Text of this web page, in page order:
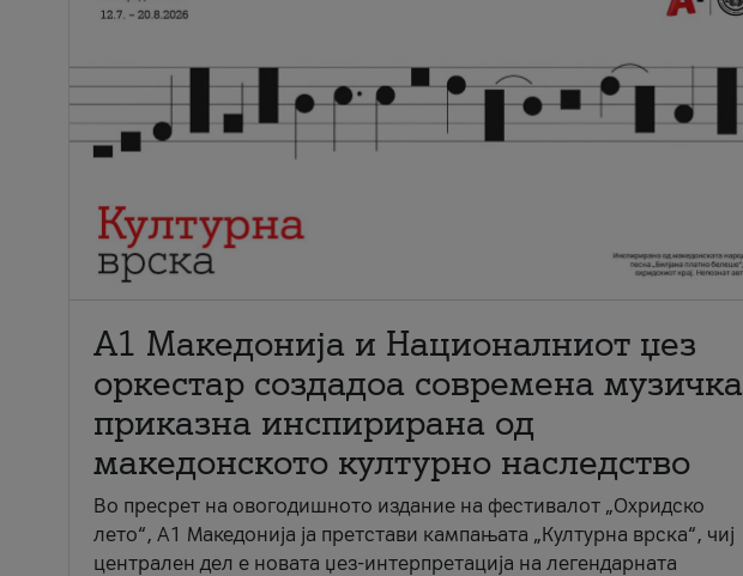
А1 Македонија и Националниот џез
оркестар создадоа современа музичка
приказна инспирирана од
македонското културно наследство
Во пресрет на овогодишното издание на фестивалот „Охридско
лето“, А1 Македонија ја претстави кампањата „Културна врска“, чиј
централен дел е новата џез-интерпретација на легендарната